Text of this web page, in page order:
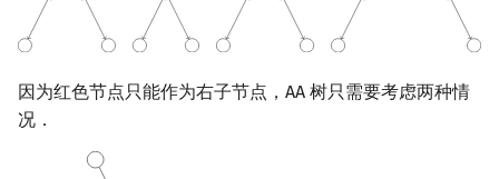
Sublime Text
CP Editor
Git Tim 排序
排序相关 STL
概率 DP
DP 套 DP
后缀平衡树
广义后缀自动机
升幂引理
阶乘取模
Lagrange 反演
形式幂级数复合|复合逆
组合数学 范德蒙德卷积
Pólya 计数
线性代数
线性规划
树上随机游走
连通性相关
环计数问题
反演变换
计算几何杂项
在一台机器上规划任务
主元素问题
Garsia–Wachs 算法
因为红色节点只能作为右子节点，AA 树只需要考虑两种情
况．